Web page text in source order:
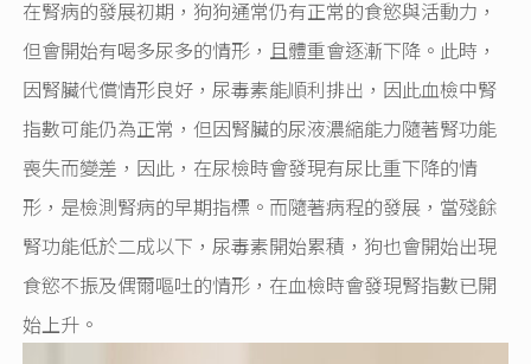
在腎病的發展初期，狗狗通常仍有正常的食慾與活動力，
但會開始有喝多尿多的情形，且體重會逐漸下降。此時，
因腎臟代償情形良好，尿毒素能順利排出，因此血檢中腎
指數可能仍為正常，但因腎臟的尿液濃縮能力隨著腎功能
喪失而變差，因此，在尿檢時會發現有尿比重下降的情
形，是檢測腎病的早期指標。而隨著病程的發展，當殘餘
腎功能低於二成以下，尿毒素開始累積，狗也會開始出現
食慾不振及偶爾嘔吐的情形，在血檢時會發現腎指數已開
始上升。